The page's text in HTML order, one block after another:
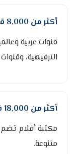
أكثر من 8,000 قناة
قنوات عربية
الترفيهية،
أكثر من 18,000 فيلم
مكتبة أفلام تضم
متنوعة.